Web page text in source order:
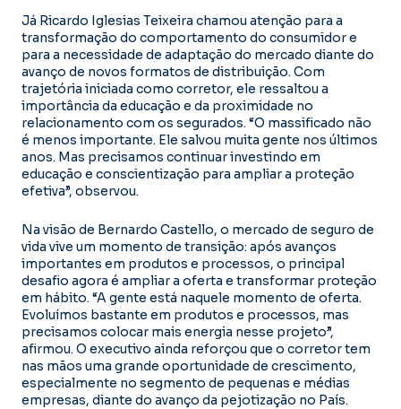
Já Ricardo Iglesias Teixeira chamou atenção para a
transformação do comportamento do consumidor e
para a necessidade de adaptação do mercado diante do
avanço de novos formatos de distribuição. Com
trajetória iniciada como corretor, ele ressaltou a
importância da educação e da proximidade no
relacionamento com os segurados. “O massificado não
é menos importante. Ele salvou muita gente nos últimos
anos. Mas precisamos continuar investindo em
educação e conscientização para ampliar a proteção
efetiva”, observou.
Na visão de Bernardo Castello, o mercado de seguro de
vida vive um momento de transição: após avanços
importantes em produtos e processos, o principal
desafio agora é ampliar a oferta e transformar proteção
em hábito. “A gente está naquele momento de oferta.
Evoluímos bastante em produtos e processos, mas
precisamos colocar mais energia nesse projeto”,
afirmou. O executivo ainda reforçou que o corretor tem
nas mãos uma grande oportunidade de crescimento,
especialmente no segmento de pequenas e médias
empresas, diante do avanço da pejotização no País.